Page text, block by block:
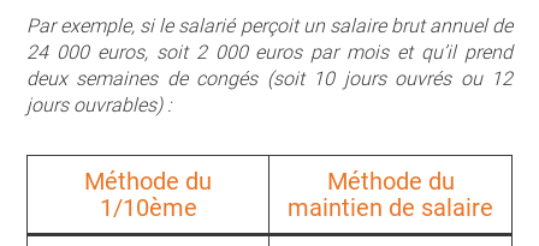
Par exemple, si le salarié perçoit un salaire brut annuel de
24 000 euros, soit 2 000 euros par mois et qu’il prend
deux semaines de congés (soit 10 jours ouvrés ou 12
jours ouvrables) :
Méthode du
1/10ème
Méthode du
maintien de salaire